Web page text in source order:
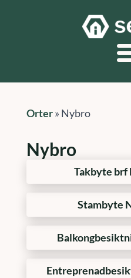
Orter» Nybro
Nybro
Takbyte brf
Stambyte